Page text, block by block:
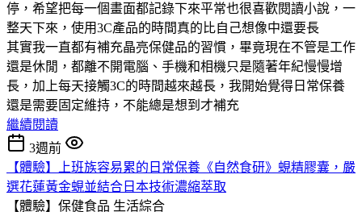
停，希望把每一個畫面都記錄下來平常也很喜歡閱讀小說，一
整天下來，使用3C產品的時間真的比自己想像中還要長
其實我一直都有補充晶亮保健品的習慣，畢竟現在不管是工作
還是休閒，都離不開電腦、手機和相機只是隨著年紀慢慢增
長，加上每天接觸3C的時間越來越長，我開始覺得日常保養
還是需要固定維持，不能總是想到才補充
繼續閱讀
3週前
【體驗】上班族容易累的日常保養《自然食研》蜆精膠囊，嚴
選花蓮黃金蜆並結合日本技術濃縮萃取
【體驗】保健食品 生活綜合